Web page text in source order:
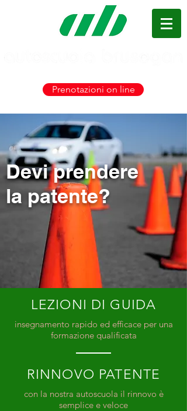
Prenotazioni on line
Devi prendere
la patente?
LEZIONI DI GUIDA
insegnamento rapido ed efficace per una
formazione qualificata
RINNOVO PATENTE
con la nostra autoscuola il rinnovo è
semplice e veloce